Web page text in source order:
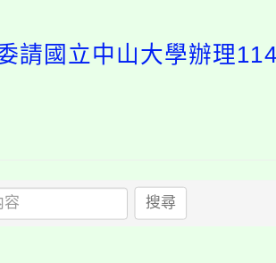
請國立中山大學辦理
搜尋